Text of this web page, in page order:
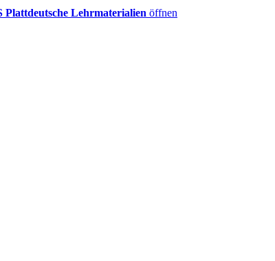
Plattdeutsche Lehrmaterialien öffnen